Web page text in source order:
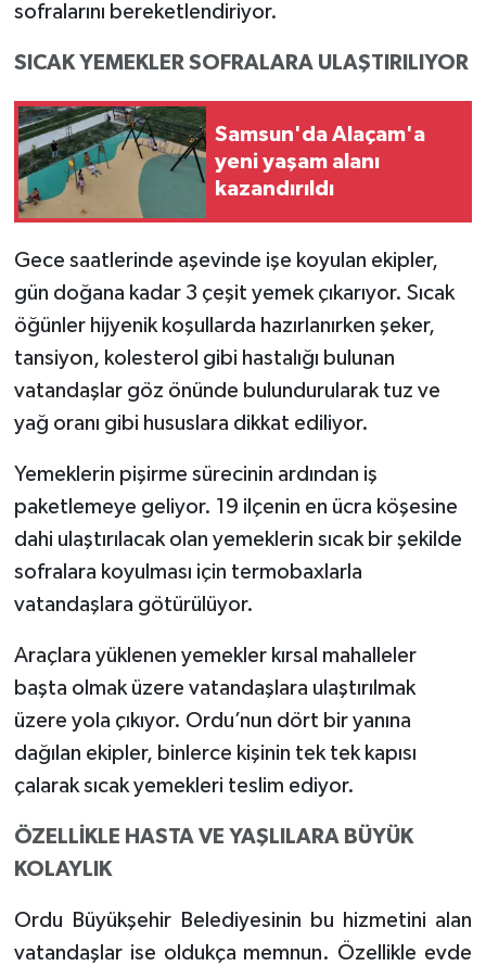
sofralarını bereketlendiriyor.
SICAK YEMEKLER SOFRALARA ULAŞTIRILIYOR
Samsun'da Alaçam'a
yeni yaşam alanı
kazandırıldı
Gece saatlerinde aşevinde işe koyulan ekipler,
gün doğana kadar 3 çeşit yemek çıkarıyor. Sıcak
öğünler hijyenik koşullarda hazırlanırken şeker,
tansiyon, kolesterol gibi hastalığı bulunan
vatandaşlar göz önünde bulundurularak tuz ve
yağ oranı gibi hususlara dikkat ediliyor.
Yemeklerin pişirme sürecinin ardından iş
paketlemeye geliyor. 19 ilçenin en ücra köşesine
dahi ulaştırılacak olan yemeklerin sıcak bir şekilde
sofralara koyulması için termobaxlarla
vatandaşlara götürülüyor.
Araçlara yüklenen yemekler kırsal mahalleler
başta olmak üzere vatandaşlara ulaştırılmak
üzere yola çıkıyor. Ordu’nun dört bir yanına
dağılan ekipler, binlerce kişinin tek tek kapısı
çalarak sıcak yemekleri teslim ediyor.
ÖZELLİKLE HASTA VE YAŞLILARA BÜYÜK
KOLAYLIK
Ordu Büyükşehir Belediyesinin bu hizmetini alan
vatandaşlar ise oldukça memnun. Özellikle evde